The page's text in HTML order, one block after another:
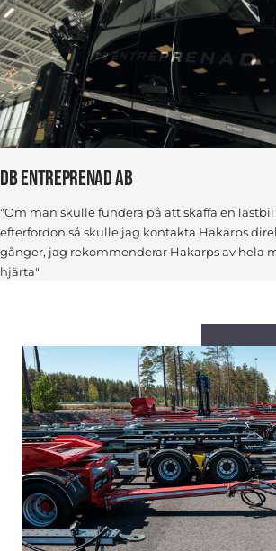
DB ENTREPRENAD AB
"Om man skulle fundera på att skaffa en
efterfordon så skulle jag kontakta Hakarps
gånger, jag rekommenderar Hakarps av hela
hjärta"